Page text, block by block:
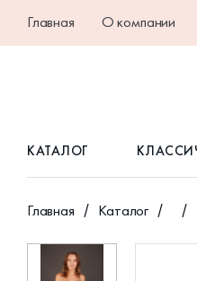
Главная О компании
КАТАЛОГ
Главная Каталог